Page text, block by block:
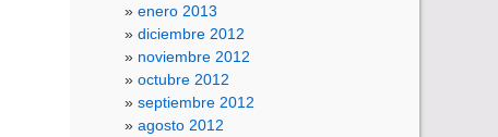
enero 2013
diciembre 2012
noviembre 2012
octubre 2012
septiembre 2012
agosto 2012